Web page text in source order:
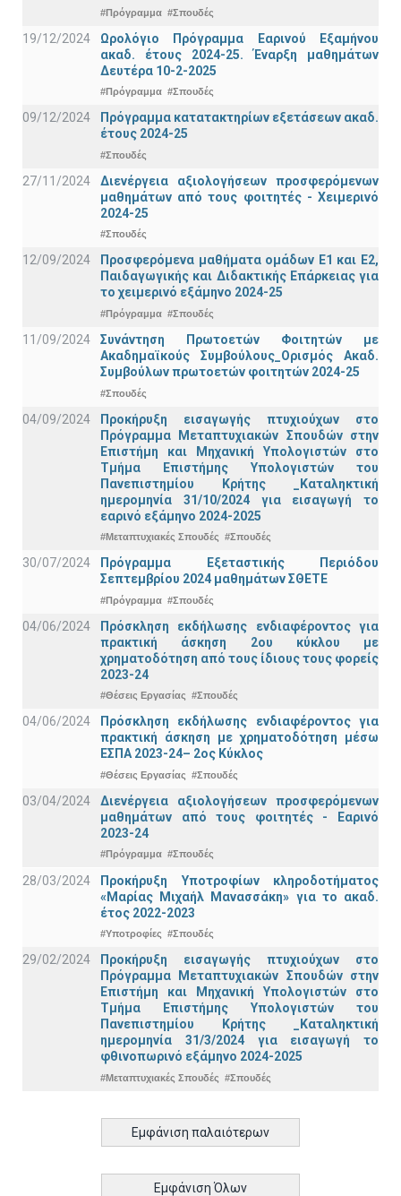
#Πρόγραμμα #Σπουδές
19/12/2024
Ωρολόγιο Πρόγραμμα Εαρινού Εξαμήνου
ακαδ. έτους 2024-25. Έναρξη μαθημάτων
Δευτέρα 10-2-2025
#Πρόγραμμα #Σπουδές
09/12/2024
Πρόγραμμα κατατακτηρίων εξετάσεων ακαδ.
έτους 2024-25
#Σπουδές
27/11/2024
Διενέργεια αξιολογήσεων προσφερόμενων
μαθημάτων από τους φοιτητές - Χειμερινό
2024-25
#Σπουδές
12/09/2024
Προσφερόμενα μαθήματα ομάδων Ε1 και Ε2,
Παιδαγωγικής και Διδακτικής Επάρκειας για
το χειμερινό εξάμηνο 2024-25
#Πρόγραμμα #Σπουδές
11/09/2024
Συνάντηση Πρωτοετών Φοιτητών με
Ακαδημαϊκούς Συμβούλους_Ορισμός Ακαδ.
Συμβούλων πρωτοετών φοιτητών 2024-25
#Σπουδές
04/09/2024
Προκήρυξη εισαγωγής πτυχιούχων στo
Πρόγραμμα Μεταπτυχιακών Σπουδών στην
Επιστήμη και Μηχανική Υπολογιστών στο
Τμήμα Eπιστήμης Υπολογιστών του
Πανεπιστημίου Κρήτης _Καταληκτική
ημερομηνία 31/10/2024 για εισαγωγή το
εαρινό εξάμηνο 2024-2025
#Μεταπτυχιακές Σπουδές #Σπουδές
30/07/2024
Πρόγραμμα Εξεταστικής Περιόδου
Σεπτεμβρίου 2024 μαθημάτων ΣΘΕΤΕ
#Πρόγραμμα #Σπουδές
04/06/2024
Πρόσκληση εκδήλωσης ενδιαφέροντος για
πρακτική άσκηση 2ου κύκλου με
χρηματοδότηση από τους ίδιους τους φορείς
2023-24
#Θέσεις Εργασίας #Σπουδές
04/06/2024
Πρόσκληση εκδήλωσης ενδιαφέροντος για
πρακτική άσκηση με χρηματοδότηση μέσω
ΕΣΠΑ 2023-24– 2ος Κύκλος
#Θέσεις Εργασίας #Σπουδές
03/04/2024
Διενέργεια αξιολογήσεων προσφερόμενων
μαθημάτων από τους φοιτητές - Εαρινό
2023-24
#Πρόγραμμα #Σπουδές
28/03/2024
Προκήρυξη Υποτροφίων κληροδοτήματος
«Μαρίας Μιχαήλ Μανασσάκη» για το ακαδ.
έτος 2022-2023
#Υποτροφίες #Σπουδές
29/02/2024
Προκήρυξη εισαγωγής πτυχιούχων στo
Πρόγραμμα Μεταπτυχιακών Σπουδών στην
Επιστήμη και Μηχανική Υπολογιστών στο
Τμήμα Eπιστήμης Υπολογιστών του
Πανεπιστημίου Κρήτης _Καταληκτική
ημερομηνία 31/3/2024 για εισαγωγή το
φθινοπωρινό εξάμηνο 2024-2025
#Μεταπτυχιακές Σπουδές #Σπουδές
Εμφάνιση παλαιότερων
Εμφάνιση Όλων